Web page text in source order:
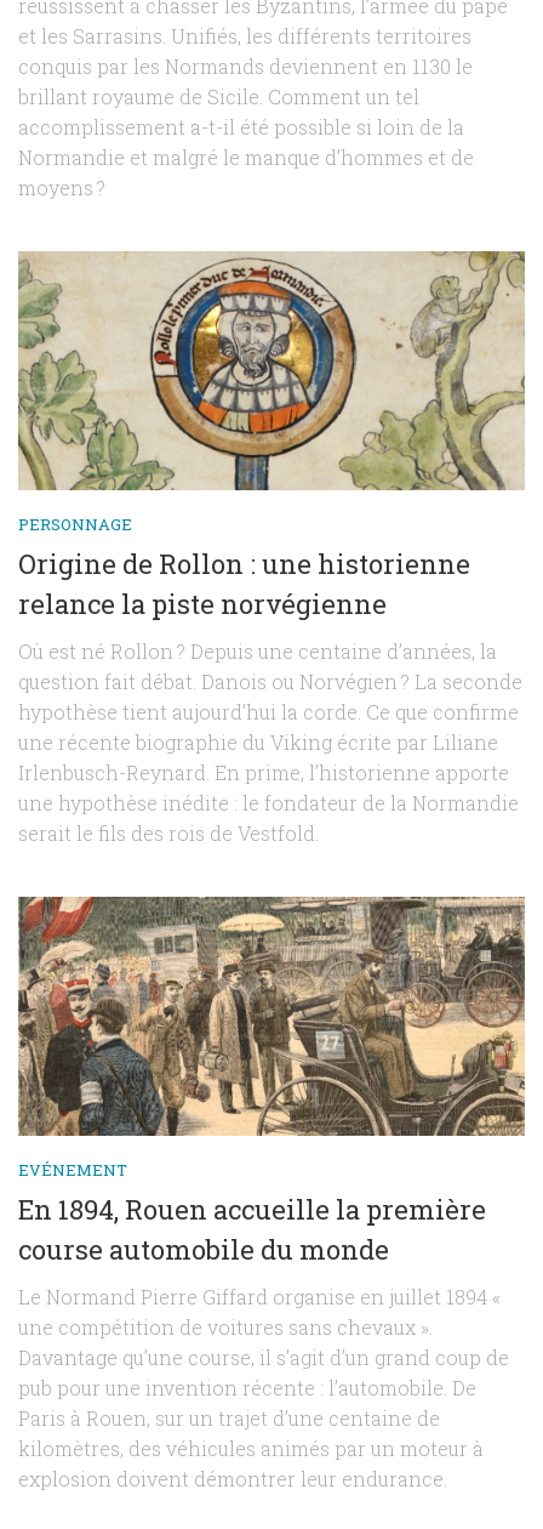
réussissent à chasser les Byzantins, l’armée du pape
et les Sarrasins. Unifiés, les différents territoires
conquis par les Normands deviennent en 1130 le
brillant royaume de Sicile. Comment un tel
accomplissement a-t-il été possible si loin de la
Normandie et malgré le manque d’hommes et de
moyens ?
PERSONNAGE
Origine de Rollon : une historienne
relance la piste norvégienne
Où est né Rollon ? Depuis une centaine d’années, la
question fait débat. Danois ou Norvégien ? La seconde
hypothèse tient aujourd’hui la corde. Ce que confirme
une récente biographie du Viking écrite par Liliane
Irlenbusch-Reynard. En prime, l’historienne apporte
une hypothèse inédite : le fondateur de la Normandie
serait le fils des rois de Vestfold.
EVÉNEMENT
En 1894, Rouen accueille la première
course automobile du monde
Le Normand Pierre Giffard organise en juillet 1894 «
une compétition de voitures sans chevaux ».
Davantage qu’une course, il s’agit d’un grand coup de
pub pour une invention récente : l’automobile. De
Paris à Rouen, sur un trajet d’une centaine de
kilomètres, des véhicules animés par un moteur à
explosion doivent démontrer leur endurance.